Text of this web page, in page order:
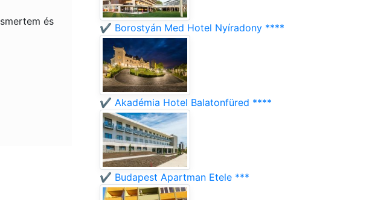
és
✔️ Borostyán Med Hotel Nyíradony ****
✔️ Akadémia Hotel Balatonfüred ****
✔️ Budapest Apartman Etele ***